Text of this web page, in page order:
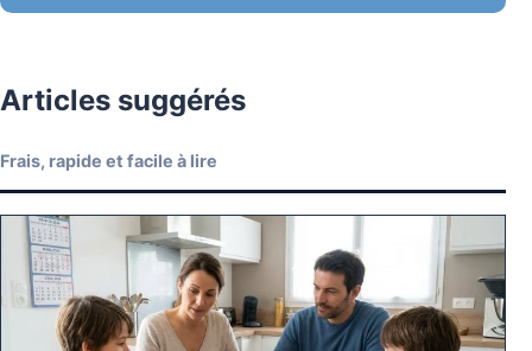
Articles suggérés
Frais, rapide et facile à lire